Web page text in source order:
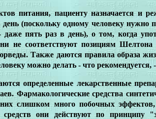
питания, пациенту назначается и
день (поскольку одному человеку
пять раз в день), о том, когда
не соответствуют позициям
Также даются правила образа
можно делать - что рекомендуется, -
определенные лекарственные
Фармакологические средства
них слишком много побочных
средств они действуют по принципу